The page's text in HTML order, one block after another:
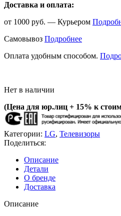
Доставка и оплата:
от 1000 руб. — Курьером
Самовывоз Подробнее
Оплата удобным способом.
Нет в наличии
(Цена для юр.лиц + 15% к
Категории: LG, Телевизоры
Поделиться:
Описание
Детали
О бренде
Доставка
Описание